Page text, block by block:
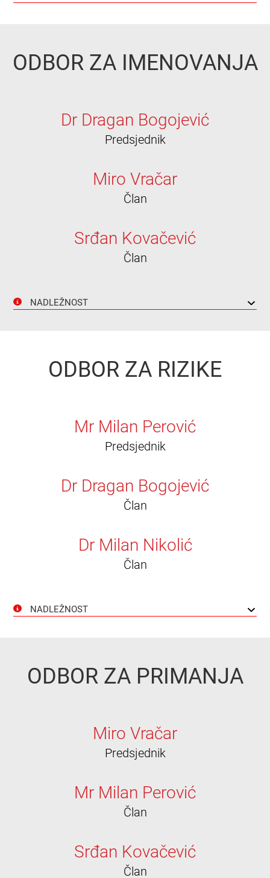
ODBOR ZA IMENOVANJA
Dr Dragan Bogojević
Predsjednik
Miro Vračar
Član
Srđan Kovačević
Član
NADLEŽNOST
ODBOR ZA RIZIKE
Mr Milan Perović
Predsjednik
Dr Dragan Bogojević
Član
Dr Milan Nikolić
Član
NADLEŽNOST
ODBOR ZA PRIMANJA
Miro Vračar
Predsjednik
Mr Milan Perović
Član
Srđan Kovačević
Član